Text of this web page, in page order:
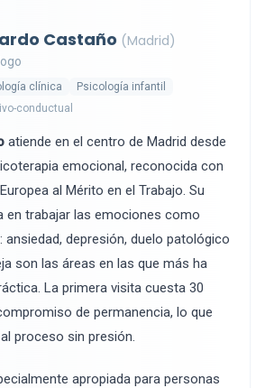
Castaño (Madrid)
clínica
Psicología infantil
conductual
atiende en el centro de Madrid desde
emocional, reconocida con
al Mérito en el Trabajo. Su
en trabajar las emociones como
depresión, duelo patológico
son las áreas en las que más ha
La primera visita cuesta 30
de permanencia, lo que
proceso sin presión.
apropiada para personas